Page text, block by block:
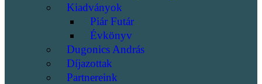
Kiadványok
Piár Futár
Évkönyv
Dugonics András
Díjazottak
Partnereink